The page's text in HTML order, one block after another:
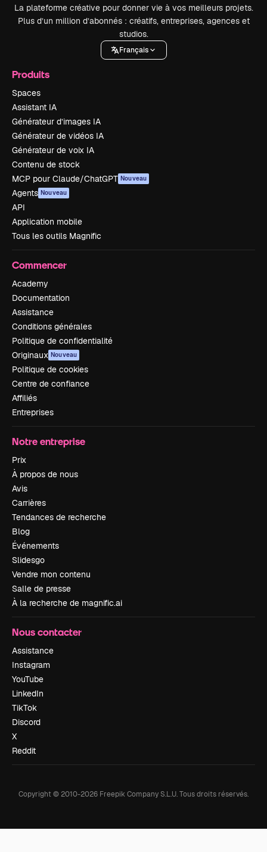
La plateforme créative pour donner vie à vos meilleurs projets.
Plus d’un million d’abonnés : créatifs, entreprises, agences et
studios.
Français
Produits
Spaces
Assistant IA
Générateur d’images IA
Générateur de vidéos IA
Générateur de voix IA
Contenu de stock
MCP pour Claude/ChatGPT Nouveau
Agents Nouveau
API
Application mobile
Tous les outils Magnific
Commencer
Academy
Documentation
Assistance
Conditions générales
Politique de confidentialité
Originaux Nouveau
Politique de cookies
Centre de confiance
Affiliés
Entreprises
Notre entreprise
Prix
À propos de nous
Avis
Carrières
Tendances de recherche
Blog
Événements
Slidesgo
Vendre mon contenu
Salle de presse
À la recherche de magnific.ai
Nous contacter
Assistance
Instagram
YouTube
LinkedIn
TikTok
Discord
X
Reddit
Copyright © 2010-2026 Freepik Company S.L.U.Tous droits réservés.